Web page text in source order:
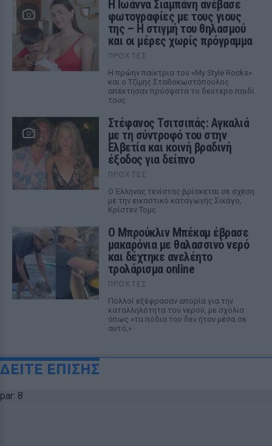
H Ιωάννα Σιαμπάνη ανέβασε
φωτογραφίες με τους γιους
της – Η στιγμή του θηλασμού
και οι μέρες χωρίς πρόγραμμα
ΠΡΟΧΤΈΣ
Η πρώην παίκτρια του «My Style Rocks»
και ο Τζίμης Σταθοκωστόπουλος
απέκτησαν πρόσφατα το δεύτερο παιδί
τους
Στέφανος Τσιτσιπάς: Αγκαλιά
με τη σύντροφό του στην
Ελβετία και κοινή βραδινή
έξοδος για δείπνο
ΠΡΟΧΤΈΣ
Ο Έλληνας τενίστας βρίσκεται σε σχέση
με την εικαστικό καταγωγής Σικάγο,
Κρίστεν Τομς
Ο Μπρούκλιν Μπέκαμ έβρασε
μακαρόνια με θαλασσινό νερό
και δέχτηκε ανελέητο
τρολάρισμα online
ΠΡΟΧΤΈΣ
Πολλοί εξέφρασαν απορία για την
καταλληλότητα του νερού, με σχόλια
όπως «τα πόδια του δεν ήταν μέσα σε
αυτό;»
ΔΕΙΤΕ ΕΠΙΣΗΣ
par: 8